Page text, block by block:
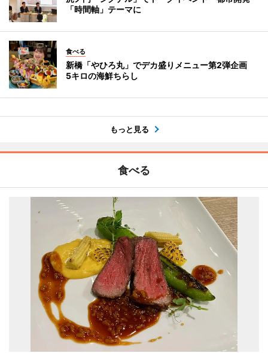
「時間軸」テーマに
食べる
新橋「やひろ丸」でデカ盛りメニュー第2弾企画
5キロの海鮮ちらし
もっと見る
食べる